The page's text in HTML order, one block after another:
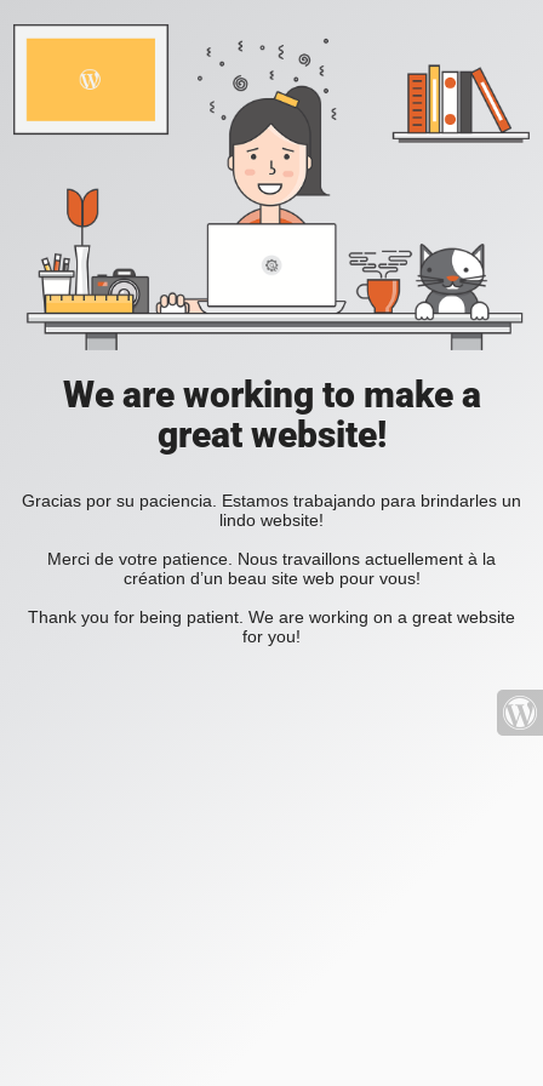
We are working to make a
great website!
Gracias por su paciencia. Estamos trabajando para brindarles un
lindo website!
Merci de votre patience. Nous travaillons actuellement à la
création d’un beau site web pour vous!
Thank you for being patient. We are working on a great website
for you!